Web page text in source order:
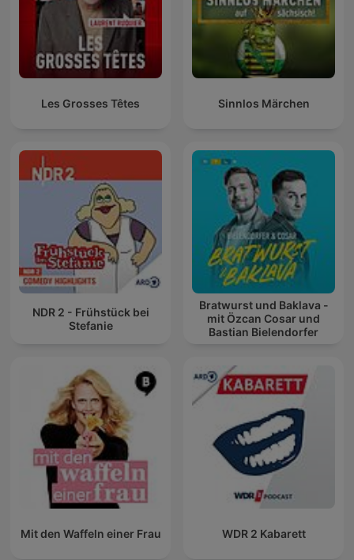
Les Grosses Têtes Sinnlos Märchen
NDR 2 - Frühstück bei
Stefanie
Bratwurst und Baklava -
mit Özcan Cosar und
Bastian Bielendorfer
Mit den Waffeln einer Frau WDR 2 Kabarett